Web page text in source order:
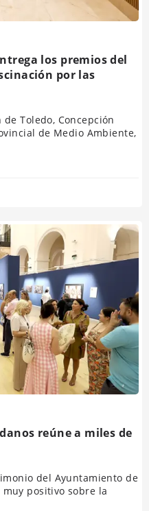
los premios del
por las
Toledo, Concepción
de Medio Ambiente,
reúne a miles de
del Ayuntamiento de
positivo sobre la